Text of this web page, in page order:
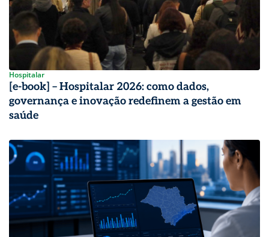
Hospitalar
[e-book] – Hospitalar 2026: como dados,
governança e inovação redefinem a gestão em
saúde